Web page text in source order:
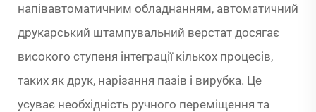
напівавтоматичним обладнанням, автоматичний
друкарський штампувальний верстат досягає
високого ступеня інтеграції кількох процесів,
таких як друк, нарізання пазів і вирубка. Це
усуває необхідність ручного переміщення та